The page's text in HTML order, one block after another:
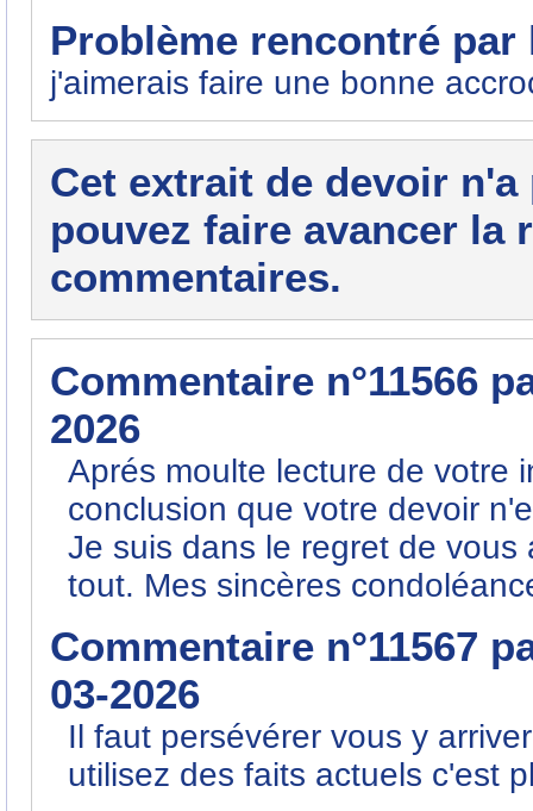
Problème rencontré par
j'aimerais faire une bonne
Cet extrait de devoir
pouvez faire avancer la
commentaires.
Commentaire n°11566
2026
Aprés moulte lecture de votre
conclusion que votre devoir
Je suis dans le regret de
tout. Mes sincères
Commentaire n°11567
03-2026
Il faut persévérer vous y
utilisez des faits actuels c'est